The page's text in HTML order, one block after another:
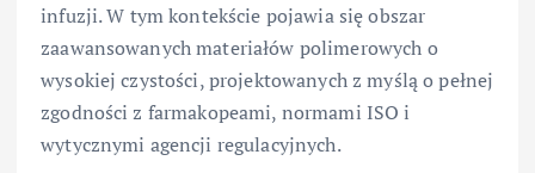
infuzji. W tym kontekście pojawia się obszar
zaawansowanych materiałów polimerowych o
wysokiej czystości, projektowanych z myślą o pełnej
zgodności z farmakopeami, normami ISO i
wytycznymi agencji regulacyjnych.